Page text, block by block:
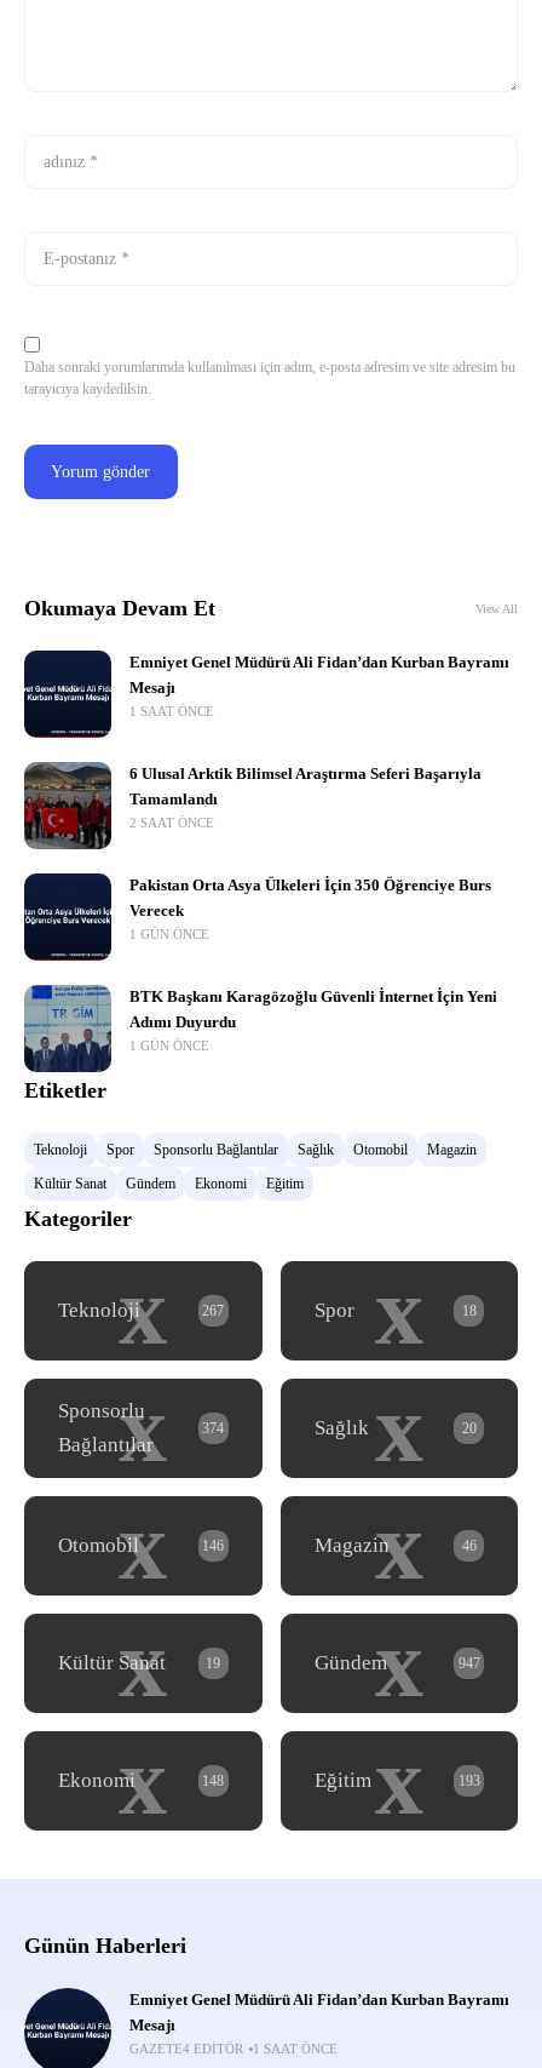
Daha sonraki yorumlarımda kullanılması için adım, e-posta adresim ve site adresim bu
tarayıcıya kaydedilsin.
Okumaya Devam Et View All
Emniyet Genel Müdürü Ali Fidan’dan Kurban Bayramı
Mesajı
1 SAAT ÖNCE
6 Ulusal Arktik Bilimsel Araştırma Seferi Başarıyla
Tamamlandı
2 SAAT ÖNCE
Pakistan Orta Asya Ülkeleri İçin 350 Öğrenciye Burs
Verecek
1 GÜN ÖNCE
BTK Başkanı Karagözoğlu Güvenli İnternet İçin Yeni
Adımı Duyurdu
1 GÜN ÖNCE
Etiketler
Teknoloji Spor Sponsorlu Bağlantılar Sağlık Otomobil
Magazin
Kültür Sanat
Gündem Ekonomi Eğitim
Kategoriler
x
Teknoloji 267 x
Spor 18
x
Sponsorlu
Bağlantılar
374 x
Sağlık 20
x
Otomobil 146 x
Magazin 46
x
Kültür Sanat 19 x
Gündem 947
x
Ekonomi 148 x
Eğitim 193
Günün Haberleri
Emniyet Genel Müdürü Ali Fidan’dan Kurban Bayramı
Mesajı
GAZETE4 EDITÖR 1 SAAT ÖNCE